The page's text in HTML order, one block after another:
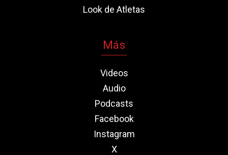
Look de Atletas
Más
Videos
Audio
Podcasts
Facebook
Instagram
X